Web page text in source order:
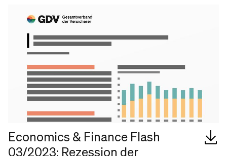
Economics & Finance Flash
03/2023: Rezession der